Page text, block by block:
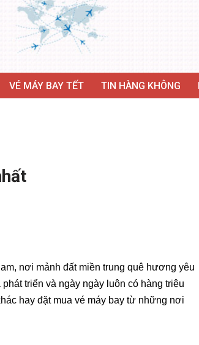
VÉ MÁY BAY TẾT TIN HÀNG KHÔNG
nơi mảnh đất miền trung quê hương yêu
triển và ngày ngày luôn có hàng triệu
hay đặt mua vé máy bay từ những nơi